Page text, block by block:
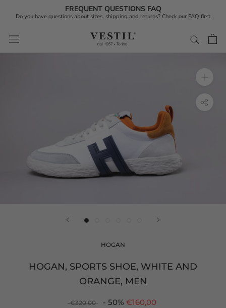
FREQUENT QUESTIONS FAQ
Do you have questions about sizes, shipping and returns? Check our FAQ first
content
HOGAN
HOGAN, SPORTS SHOE, WHITE AND
ORANGE, MEN
€320,00 - 50% €160,00